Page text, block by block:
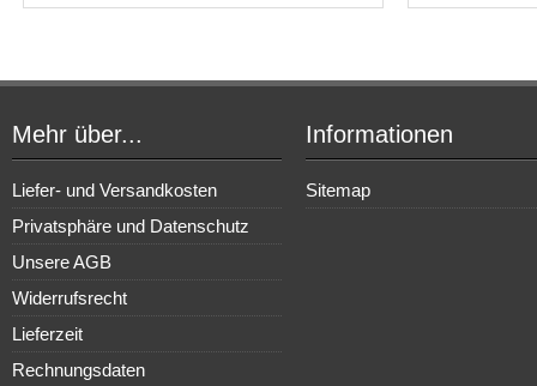
Mehr über...
Liefer- und Versandkosten
Privatsphäre und Datenschutz
Unsere AGB
Widerrufsrecht
Lieferzeit
Rechnungsdaten
Informationen
Sitemap